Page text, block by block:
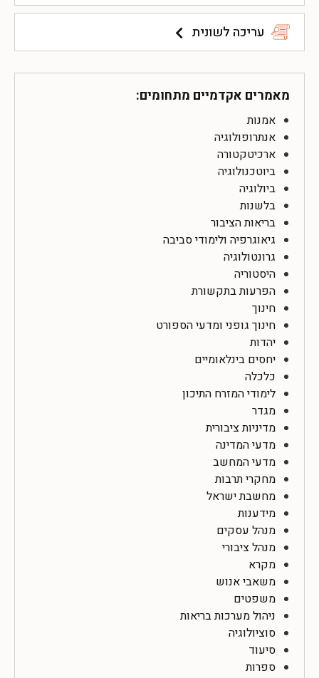
עריכה לשונית
מאמרים אקדמיים מתחומים:
אמנות
אנתרופולוגיה
ארכיטקטורה
ביוטכנולוגיה
ביולוגיה
בלשנות
בריאות הציבור
גיאוגרפיה ולימודי סביבה
גרונטולוגיה
היסטוריה
הפרעות בתקשורת
חינוך
חינוך גופני ומדעי הספורט
יהדות
יחסים בינלאומיים
כלכלה
לימודי המזרח התיכון
מגדר
מדיניות ציבורית
מדעי המדינה
מדעי המחשב
מחקרי תרבות
מחשבת ישראל
מידענות
מנהל עסקים
מנהל ציבורי
מקרא
משאבי אנוש
משפטים
ניהול מערכות בריאות
סוציולוגיה
סיעוד
ספרות